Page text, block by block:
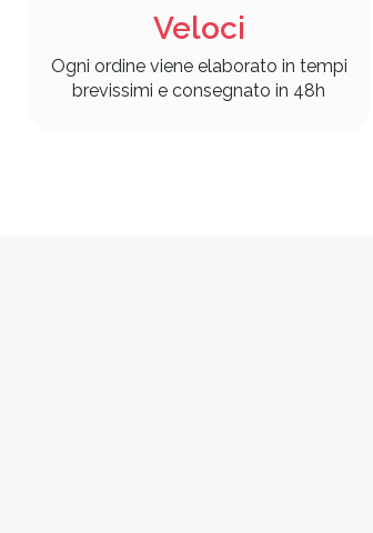
Veloci
Ogni ordine viene elaborato in tempi
brevissimi e consegnato in 48h